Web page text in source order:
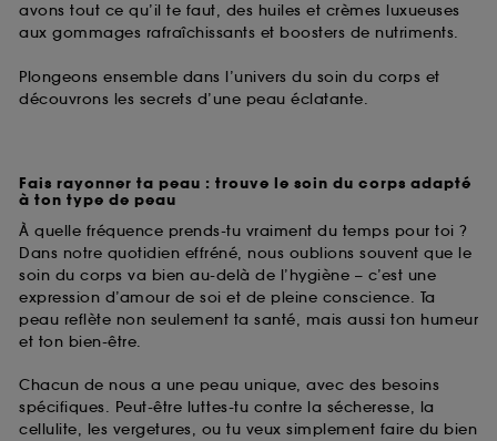
avons tout ce qu’il te faut, des huiles et crèmes luxueuses
aux gommages rafraîchissants et boosters de nutriments.
Plongeons ensemble dans l’univers du soin du corps et
découvrons les secrets d’une peau éclatante.
Fais rayonner ta peau : trouve le soin du corps adapté
à ton type de peau
À quelle fréquence prends-tu vraiment du temps pour toi ?
Dans notre quotidien effréné, nous oublions souvent que le
soin du corps va bien au-delà de l’hygiène – c’est une
expression d’amour de soi et de pleine conscience. Ta
peau reflète non seulement ta santé, mais aussi ton humeur
et ton bien-être.
Chacun de nous a une peau unique, avec des besoins
spécifiques. Peut-être luttes-tu contre la sécheresse, la
cellulite, les vergetures, ou tu veux simplement faire du bien